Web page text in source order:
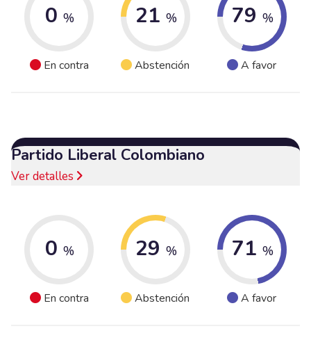
0 %
En contra
21 %
Abstención
79 %
A favor
Partido Liberal Colombiano
Ver detalles
0 %
En contra
29 %
Abstención
71 %
A favor